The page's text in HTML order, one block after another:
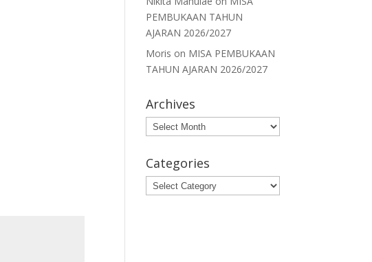
PEMBUKAAN TAHUN
AJARAN 2026/2027
Moris on MISA PEMBUKAAN
TAHUN AJARAN 2026/2027
Archives
Archives
Categories
Categories